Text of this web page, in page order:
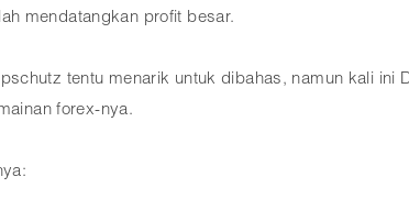
mendatangkan profit besar.
tentu menarik untuk dibahas, namun kali
forex-nya.